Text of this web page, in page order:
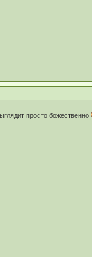
просто божественно